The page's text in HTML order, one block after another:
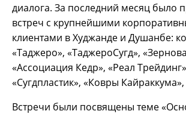
диалога. За последний месяц было
встреч с крупнейшими
клиентами в Худжанде и Душанбе:
«Таджеро», «ТаджероСугд»,
«Ассоциация Кедр», «Реал
«Сугдпластик», «Ковры
Встречи были посвящены теме